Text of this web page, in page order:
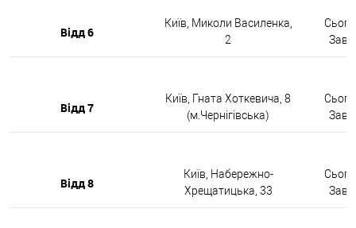
Відд 6
Київ, Миколи Василенка,
2
Відд 7
Київ, Гната Хоткевича, 8
(м.Чернігівська)
Відд 8
Київ, Набережно-
Хрещатицька, 33